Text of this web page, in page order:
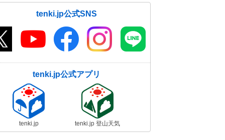
tenki.jp公式SNS
tenki.jp公式アプリ
tenki.jp tenki.jp 登山天気